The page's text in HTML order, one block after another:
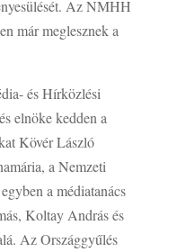
Az NMHH
már meglesznek a
és Hírközlési
elnöke kedden a
Kövér László
a Nemzeti
a médiatanács
Koltay András és
Az Országgyűlés